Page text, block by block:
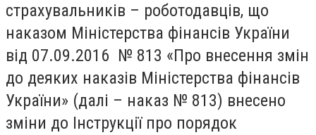
страхувальників – роботодавців, що
наказом Міністерства фінансів України
від 07.09.2016 № 813 «Про внесення змін
до деяких наказів Міністерства фінансів
України» (далі – наказ № 813) внесено
зміни до Інструкції про порядок